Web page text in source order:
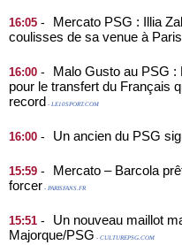
16:05 -
Mercato PSG : Illia
coulisses de sa venue à Paris
16:00 -
Malo Gusto au PSG :
pour le transfert du Français
record - LE10SPORT.COM
16:00 - Un ancien du PSG
15:59 -
Mercato – Barcola
forcer - PARISFANS.FR
15:51 -
Un nouveau maillot
Majorque/PSG - CULTUREPSG.COM